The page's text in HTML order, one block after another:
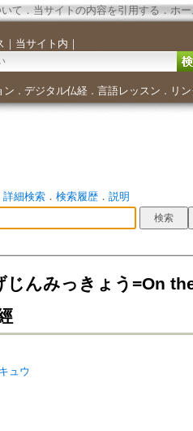
て．当サイトの内容を引用する ． ホ
｜ 当サイト内 ｜
ン ． デジタル仏経． 言語レッスン ． リン
詳細検索． 検索履歴． 説明
じんみっきょう=On
ュウ